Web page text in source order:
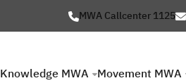
MWA Callcenter 1125
Knowledge MWA Movement MWA